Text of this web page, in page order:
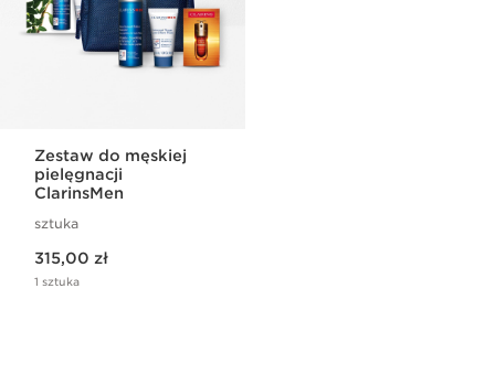
Zestaw do męskiej
pielęgnacji
ClarinsMen
sztuka
315,00 zł
1 sztuka